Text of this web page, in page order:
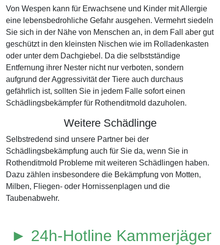
Von Wespen kann für Erwachsene und Kinder mit Allergie
eine lebensbedrohliche Gefahr ausgehen. Vermehrt siedeln
Sie sich in der Nähe von Menschen an, in dem Fall aber gut
geschützt in den kleinsten Nischen wie im Rolladenkasten
oder unter dem Dachgiebel. Da die selbstständige
Entfernung ihrer Nester nicht nur verboten, sondern
aufgrund der Aggressivität der Tiere auch durchaus
gefährlich ist, sollten Sie in jedem Falle sofort einen
Schädlingsbekämpfer für Rothenditmold dazuholen.
Weitere Schädlinge
Selbstredend sind unsere Partner bei der
Schädlingsbekämpfung auch für Sie da, wenn Sie in
Rothenditmold Probleme mit weiteren Schädlingen haben.
Dazu zählen insbesondere die Bekämpfung von Motten,
Milben, Fliegen- oder Hornissenplagen und die
Taubenabwehr.
► 24h-Hotline Kammerjäger